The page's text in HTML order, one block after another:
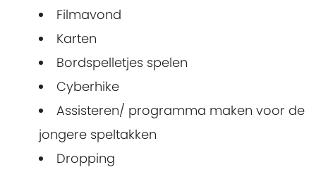
Filmavond
Karten
Bordspelletjes spelen
Cyberhike
Assisteren/ programma maken voor de
jongere speltakken
Dropping